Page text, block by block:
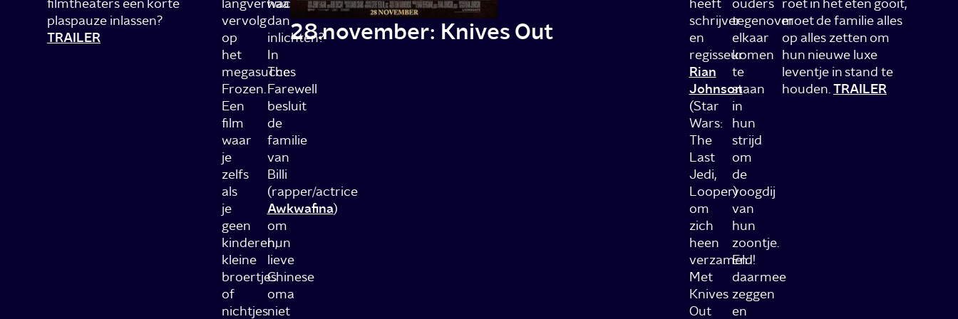
filmtheaters een korte
plaspauze inlassen?
TRAILER
langverwachte
vervolg
op
het
megasucces
Frozen.
Een
film
waar
je
zelfs
als
je
geen
kinderen,
kleine
broertjes
of
nichtjes
haar
dan
inlichten?
In
The
Farewell
besluit
de
familie
van
Billi
(rapper/actrice
Awkwafina)
om
hun
lieve
Chinese
oma
niet
28.november: Knives Out
heeft
schrijver
en
regisseur
Rian
Johnson
(Star
Wars:
The
Last
Jedi,
Looper)
om
zich
heen
verzameld!
Met
Knives
Out
ouders
tegenover
elkaar
komen
te
staan
in
hun
strijd
om
de
voogdij
van
hun
zoontje.
En
daarmee
zeggen
en
roet in het eten gooit,
moet de familie alles
op alles zetten om
hun nieuwe luxe
leventje in stand te
houden. TRAILER